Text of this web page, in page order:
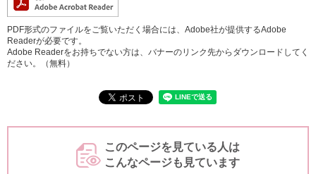
PDF形式のファイルをご覧いただく場合には、Adobe社が提供するAdobe
Readerが必要です。
Adobe Readerをお持ちでない方は、バナーのリンク先からダウンロードしてく
ださい。（無料）
このページを見ている人は
こんなページも見ています